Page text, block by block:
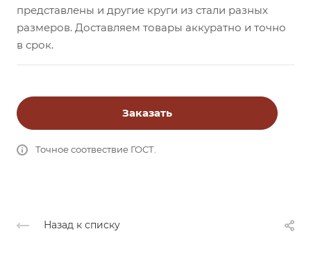
представлены и другие круги из стали разных
размеров. Доставляем товары аккуратно и точно
в срок.
Заказать
Точное соотвествие ГОСТ.
Назад к списку